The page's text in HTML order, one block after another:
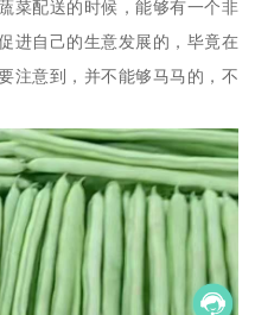
菜配送的时候，能够有一个非
进自己的生意发展的，毕竟在
注意到，并不能够马马的，不